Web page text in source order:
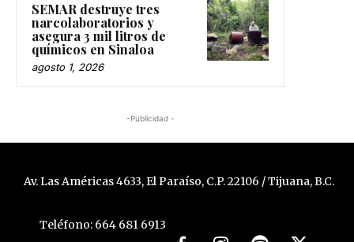
SEMAR destruye tres
narcolaboratorios y
asegura 3 mil litros de
químicos en Sinaloa
agosto 1, 2026
-Publicidad -
Av. Las Américas 4633, El Paraíso, C.P. 22106 / Tijuana, B.C.
Teléfono: 664 681 6913